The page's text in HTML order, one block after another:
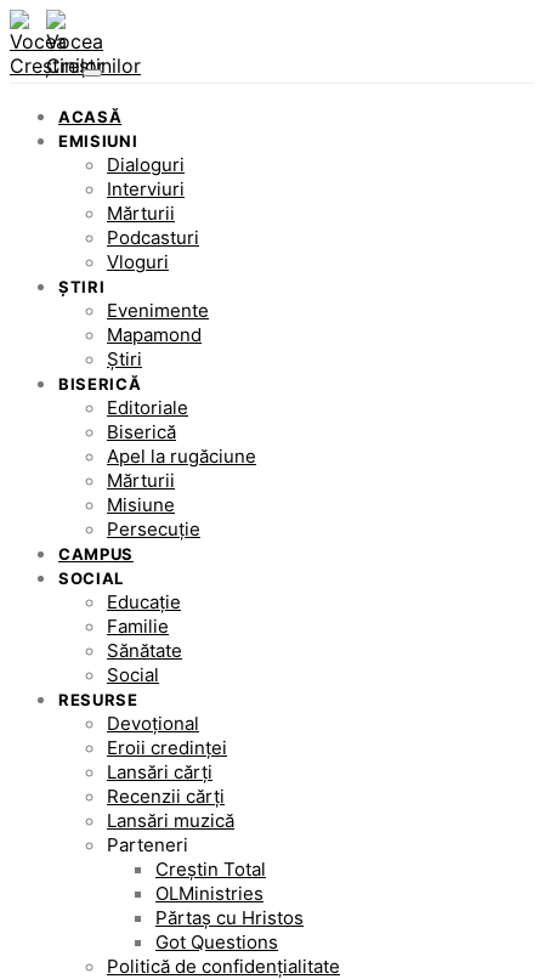
ACASĂ
EMISIUNI
Dialoguri
Interviuri
Mărturii
Podcasturi
Vloguri
ȘTIRI
Evenimente
Mapamond
Știri
BISERICĂ
Editoriale
Biserică
Apel la rugăciune
Mărturii
Misiune
Persecuție
CAMPUS
SOCIAL
Educație
Familie
Sănătate
Social
RESURSE
Devoțional
Eroii credinței
Lansări cărți
Recenzii cărți
Lansări muzică
Parteneri
Creștin Total
OLMinistries
Părtaș cu Hristos
Got Questions
Politică de confidențialitate